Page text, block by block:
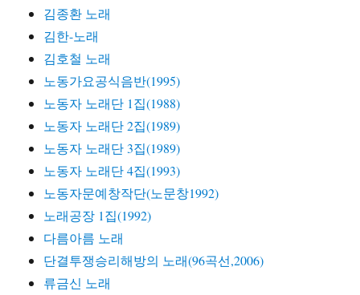
김종환 노래
김한-노래
김호철 노래
노동가요공식음반(1995)
노동자 노래단 1집(1988)
노동자 노래단 2집(1989)
노동자 노래단 3집(1989)
노동자 노래단 4집(1993)
노동자문예창작단(노문창1992)
노래공장 1집(1992)
다름아름 노래
단결투쟁승리해방의 노래(96곡선,2006)
류금신 노래